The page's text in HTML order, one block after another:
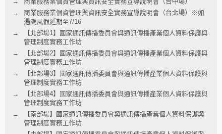
商業服務業個資管理與資訊安全實務宣導說明會（台北場）※如
遇颱風假延期至7/16
【北部場1】國家通訊傳播委員會與通訊傳播產業個人資料保護與
管理制度實務工作坊
【北部場2】國家通訊傳播委員會與通訊傳播產業個人資料保護與
管理制度實務工作坊
【北部場3】國家通訊傳播委員會與通訊傳播產業個人資料保護與
管理制度實務工作坊
【北部場4】國家通訊傳播委員會與通訊傳播產業個人資料保護與
管理制度實務工作坊
【南部場】國家通訊傳播委員會與通訊傳播產業個人資料保護與
管理制度實務工作坊